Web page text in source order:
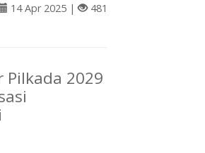
14 Apr 2025 | 481
Pilkada 2029